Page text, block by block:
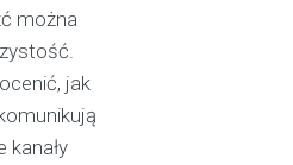
można
jak
kanały